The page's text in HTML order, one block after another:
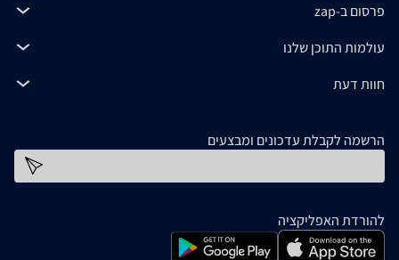
פרסום ב-zap
עולמות התוכן שלנו
חוות דעת
הרשמה לקבלת עדכונים ומבצעים
להורדת האפליקציה